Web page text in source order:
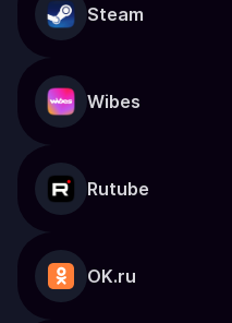
Steam
Wibes
Rutube
OK.ru